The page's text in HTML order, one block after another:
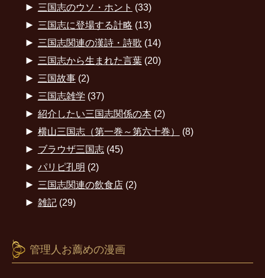
► 三国志のウソ・ホント (33)
► 三国志に登場する計略 (13)
► 三国志関連の漢詩・詩歌 (14)
► 三国志から生まれた言葉(20)
► 三国故事(2)
► 三国志雑学 (37)
► 紹介したい三国志関係の本(2)
► 横山三国志（第一巻～第六十巻） (8)
► ブラウザ三国志(45)
► パリピ孔明 (2)
► 三国志関連の飲食店(2)
► 雑記(29)
管理人お薦めの漫画